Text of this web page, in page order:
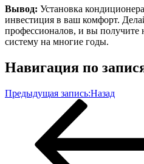
Вывод: Установка
инвестиция в ваш комфорт.
профессионалов, и вы
систему на многие годы.
Навигация по
Предыдущая запись:Назад